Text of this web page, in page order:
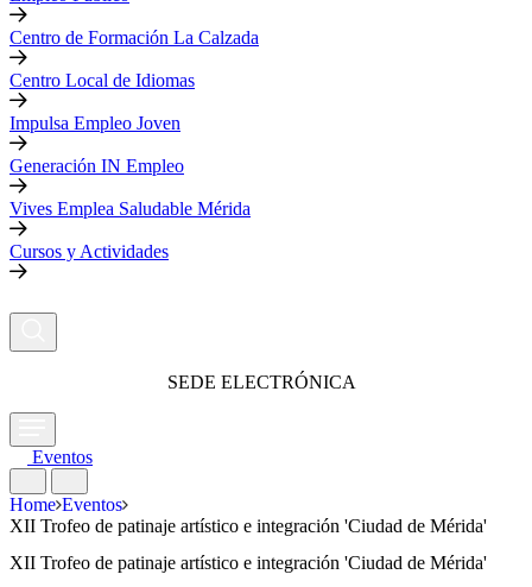
Centro de Formación La Calzada
Centro Local de Idiomas
Impulsa Empleo Joven
Generación IN Empleo
Vives Emplea Saludable Mérida
Cursos y Actividades
SEDE ELECTRÓNICA
Eventos
Home Eventos
XII Trofeo de patinaje artístico e integración 'Ciudad de Mérida'
XII Trofeo de patinaje artístico e integración 'Ciudad de Mérida'